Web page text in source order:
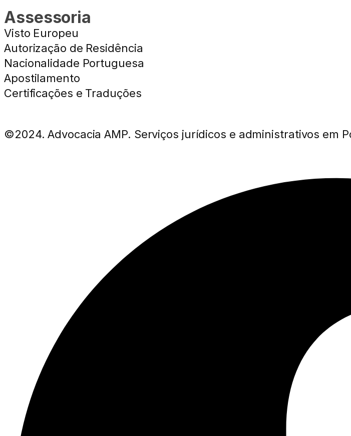
Assessoria
Visto Europeu
Autorização de Residência
Nacionalidade Portuguesa
Apostilamento
Certificações e Traduções
©2024. Advocacia AMP. Serviços jurídicos e administrativos em